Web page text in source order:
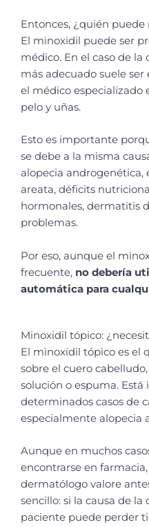
Entonces, ¿quién
El minoxidil puede ser
médico. En el caso de la
más adecuado suele ser
el médico especializado
pelo y uñas.
Esto es importante
se debe a la misma
alopecia androgenética,
areata, déficits
hormonales, dermatitis
problemas.
Por eso, aunque el
frecuente, no debería
automática para
Minoxidil tópico:
El minoxidil tópico es el
sobre el cuero
solución o espuma. Está
determinados casos de
especialmente alopecia
Aunque en muchos
encontrarse en
dermatólogo valore
sencillo: si la causa de la
paciente puede perder